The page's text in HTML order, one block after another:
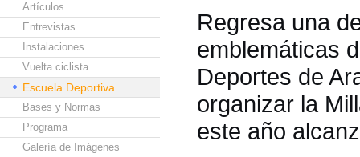
Artículos
Entrevistas
Instalaciones
Vuelta ciclista
Escuela Deportiva
Bases y Normas
Programa
Galería de Imágenes
Regresa una
emblemáticas
Deportes de
organizar la
este año